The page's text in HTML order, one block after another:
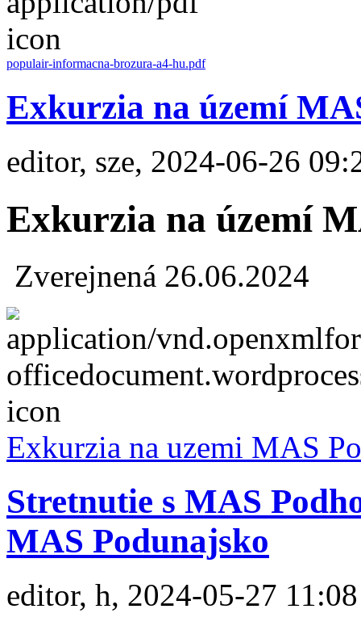
populair-informacna-brozura-a4-hu.pdf
Exkurzia na území
editor, sze, 2024-06-26
Exkurzia na území
Zverejnená 26.06.2024
Exkurzia na uzemi MAS
Stretnutie s MAS
MAS Podunajsko
editor, h, 2024-05-27 11:08